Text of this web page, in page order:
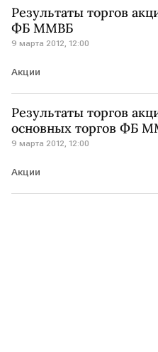
Результаты торгов
ФБ ММВБ
9 марта 2012, 12:00
Акции
Результаты торгов
основных торгов ФБ
9 марта 2012, 12:00
Акции